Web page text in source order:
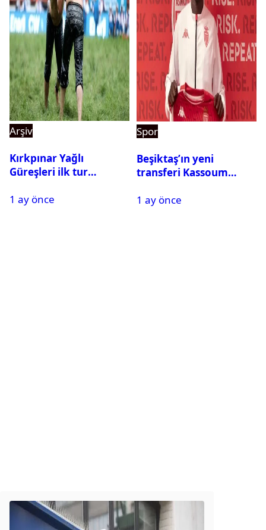
Arşiv
Kırkpınar Yağlı
Güreşleri ilk tur
2. tura geçen
1 ay önce
Spor
Beşiktaş’ın yeni
transferi Kassoum
gelecek? Resmi
1 ay önce